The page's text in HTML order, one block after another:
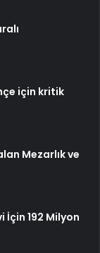
için kritik
Mezarlık ve
İçin 192 Milyon